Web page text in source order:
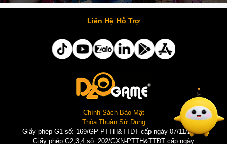
Những cô nàng nóng bỏng Boa Hancock, Nico Robin, Nami, Yamato hay Perona được AI vẽ lại dưới hình thức Cosplay cực kỳ chuẩn chỉnh.
Liên Hệ Hỗ Trợ
Chính Sách Bảo Mật
Thỏa Thuận Sử Dụng
Giấy phép G1 số: 169/GP-PTTH&TTĐT cấp ngày 07/11/2025 |
Giấy phép G2,3,4 số: 202/GXN-PTTH&TTĐT cấp ngày